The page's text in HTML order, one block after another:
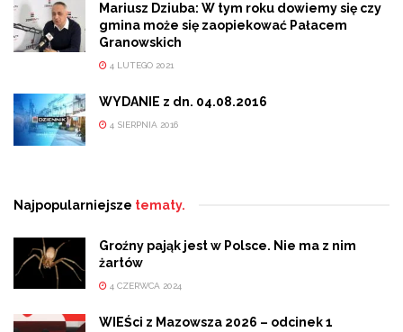
Mariusz Dziuba: W tym roku dowiemy się czy
gmina może się zaopiekować Pałacem
Granowskich
4 LUTEGO 2021
WYDANIE z dn. 04.08.2016
4 SIERPNIA 2016
Najpopularniejsze tematy.
Groźny pająk jest w Polsce. Nie ma z nim
żartów
4 CZERWCA 2024
WIEŚci z Mazowsza 2026 – odcinek 1